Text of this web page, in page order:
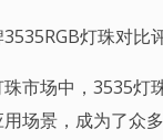
灯珠对比
珠市场中，3535灯
用场景，成为了众